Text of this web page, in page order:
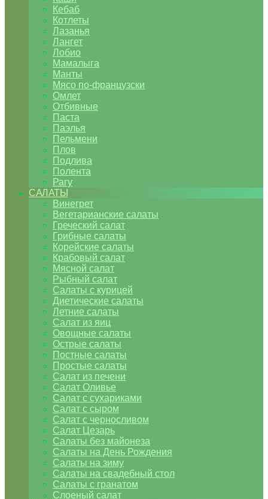
Кебаб
Котлеты
Лазанья
Лангет
Лобио
Мамалыга
Манты
Мясо по-французски
Омлет
Отбивные
Паста
Паэлья
Пельмени
Плов
Подлива
Полента
Рагу
САЛАТЫ
Винегрет
Вегетарианские салаты
Греческий салат
Грибные салаты
Корейские салаты
Крабовый салат
Мясной салат
Рыбный салат
Салаты с курицей
Диетические салаты
Летние салаты
Салат из яиц
Овощные салаты
Острые салаты
Постные салаты
Простые салаты
Салат из печени
Салат Оливье
Салат с сухариками
Салат с сыром
Салат с черносливом
Салат Цезарь
Салаты без майонеза
Салаты на День Рождения
Салаты на зиму
Салаты на свадебный стол
Салаты с гранатом
Слоеный салат